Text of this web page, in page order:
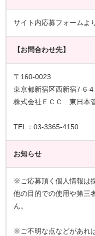
サイト内応募フォームよ
【お問合わせ先】
〒160-0023
東京都新宿区西新宿7-6-
株式会社ＥＣＣ 東日本
TEL：03-3365-4150
お知らせ
※ご応募頂く個人情報は
他の目的での使用や第三
ん。
※ご不明な点などがあれ